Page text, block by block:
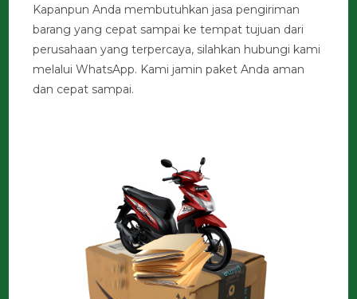
Kapanpun Anda membutuhkan jasa pengiriman
barang yang cepat sampai ke tempat tujuan dari
perusahaan yang terpercaya, silahkan hubungi kami
melalui WhatsApp. Kami jamin paket Anda aman
dan cepat sampai.